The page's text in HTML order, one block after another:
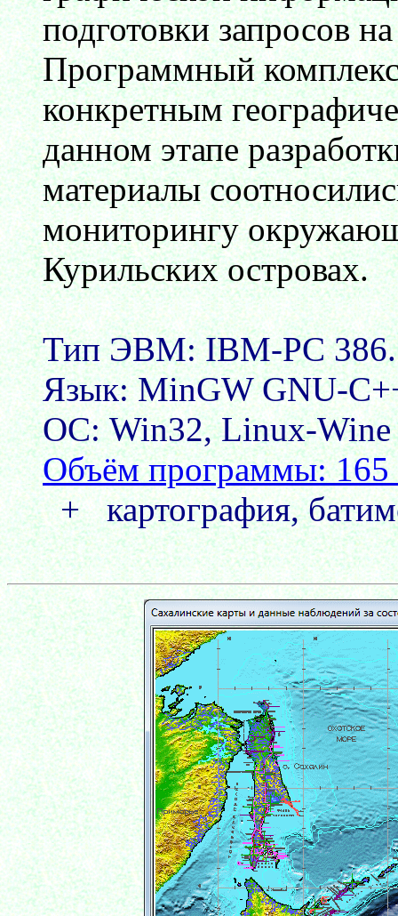
подготовки запросов
Программный
конкретным
данном этапе
материалы
мониторингу
Курильских островах.
Тип ЭВМ: IBM-PC 386.
Язык: MinGW GNU-
ОС: Win32, Linux-Wine
Объём программы: 165
+ картография,